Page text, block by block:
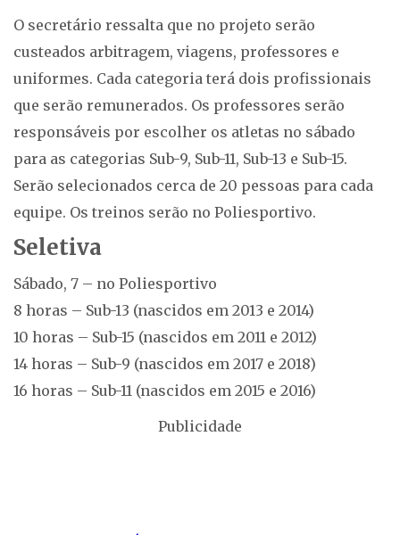
O secretário ressalta que no projeto serão
custeados arbitragem, viagens, professores e
uniformes. Cada categoria terá dois profissionais
que serão remunerados. Os professores serão
responsáveis por escolher os atletas no sábado
para as categorias Sub-9, Sub-11, Sub-13 e Sub-15.
Serão selecionados cerca de 20 pessoas para cada
equipe. Os treinos serão no Poliesportivo.
Seletiva
Sábado, 7 – no Poliesportivo
8 horas – Sub-13 (nascidos em 2013 e 2014)
10 horas – Sub-15 (nascidos em 2011 e 2012)
14 horas – Sub-9 (nascidos em 2017 e 2018)
16 horas – Sub-11 (nascidos em 2015 e 2016)
Publicidade